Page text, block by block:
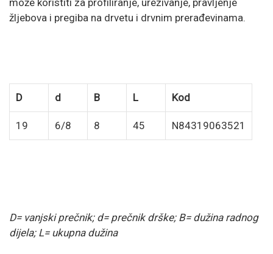
žljebova i pregiba na drvetu i drvnim prerađevinama.
D d B L Kod
19 6/8 8 45 N84319063521
D= vanjski prečnik; d= prečnik drške; B= dužina radnog
dijela; L= ukupna dužina